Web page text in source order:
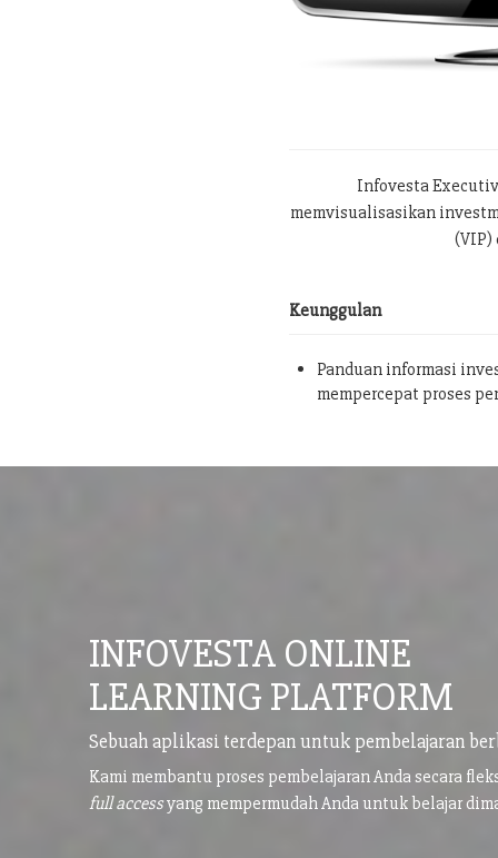
Infovesta
memvisualisasikan
(VIP)
Keunggulan
Panduan informasi
mempercepat proses
INFOVESTA ONLINE
LEARNING PLATFORM
Sebuah aplikasi terdepan untuk pembelajaran
Kami membantu proses pembelajaran Anda secara
full accessyang mempermudah Anda untuk belajar